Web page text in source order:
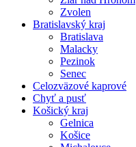
Zvolen
Bratislavský kraj
Bratislava
Malacky
Pezinok
Senec
Celozväzové kaprové
Chyť a pusť
Košický kraj
Gelnica
Košice